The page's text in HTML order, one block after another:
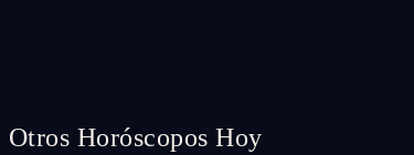
Otros Horóscopos Hoy